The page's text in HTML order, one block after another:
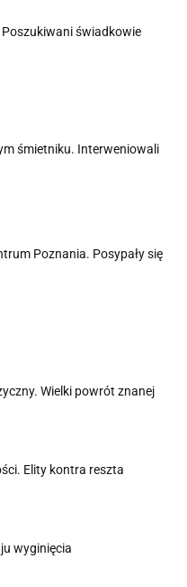
świadkowie
śmietniku. Interweniowali
Poznania. Posypały się
Wielki powrót znanej
Elity kontra reszta
wyginięcia